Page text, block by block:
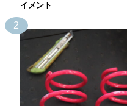
イメント
2